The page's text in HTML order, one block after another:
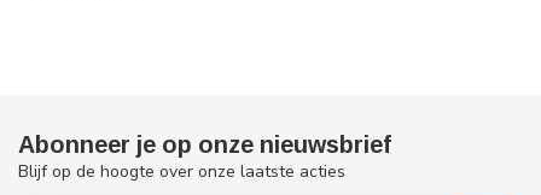
Abonneer je op onze nieuwsbrief
Blijf op de hoogte over onze laatste acties